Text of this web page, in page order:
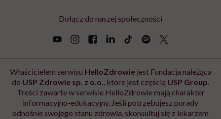
Dołącz do naszej społeczności
Właścicielem serwisu HelloZdrowiejest Fundacja należąca
do USP Zdrowie sp. z o.o., które jest częścią USP Group.
Treści zawarte w serwisie HelloZdrowie mają charakter
informacyjno-edukacyjny. Jeśli potrzebujesz porady
odnośnie swojego stanu zdrowia, skonsultuj się z lekarzem